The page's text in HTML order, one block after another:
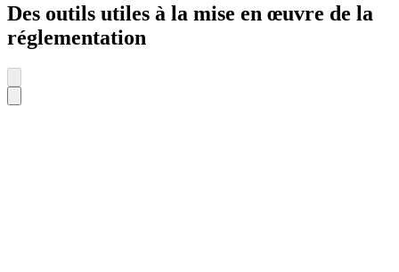
Des outils utiles à la mise en œuvre de la
réglementation